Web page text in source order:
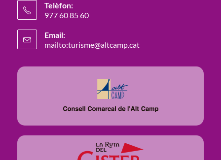
Telèfon:
977 60 85 60
Email:
mailto:turisme@altcamp.cat